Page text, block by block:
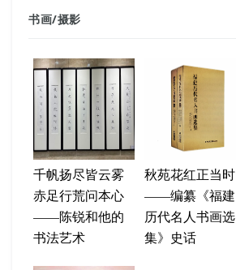
书画/摄影
千帆扬尽皆云雾
赤足行荒问本心
——陈锐和他的
书法艺术
秋苑花红正当时
——编纂《福建
历代名人书画选
集》史话